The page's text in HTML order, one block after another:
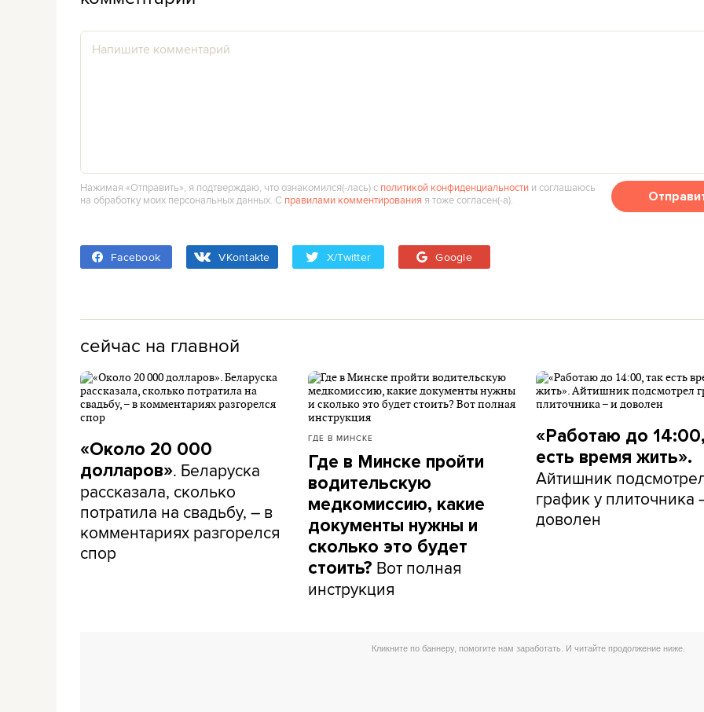
Нажимая «Отправить», я подтверждаю, что ознакомился(‑лась) с политикой конфиденциальности и соглашаюсь
на обработку моих персональных данных. С правилами комментирования я тоже согласен(‑а).
Facebook VKontakte X/Twitter Google
сейчас на главной
«Около 20 000
долларов». Беларуска
рассказала, сколько
потратила на свадьбу, – в
комментариях разгорелся
спор
ГДЕ В МИНСКЕ
Где в Минске пройти
водительскую
медкомиссию, какие
документы нужны и
сколько это будет
стоить? Вот полная
инструкция
«Работаю до
есть время жить».
Айтишник
график у плиточника
доволен